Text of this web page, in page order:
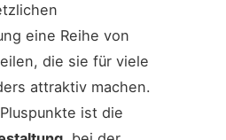
eine Reihe von
die sie für viele
attraktiv machen.
ist die